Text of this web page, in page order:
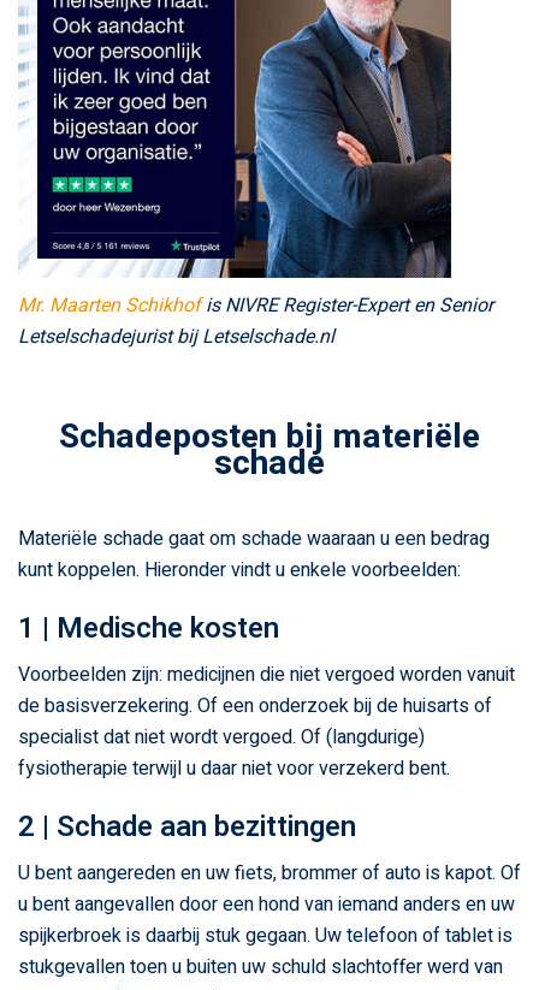
Mr. Maarten Schikhofis NIVRE Register-Expert en Senior
Letselschadejurist bij Letselschade.nl
Schadeposten bij materiële
schade
Materiële schade gaat om schade waaraan u een bedrag
kunt koppelen. Hieronder vindt u enkele voorbeelden:
1 | Medische kosten
Voorbeelden zijn: medicijnen die niet vergoed worden vanuit
de basisverzekering. Of een onderzoek bij de huisarts of
specialist dat niet wordt vergoed. Of (langdurige)
fysiotherapie terwijl u daar niet voor verzekerd bent.
2 | Schade aan bezittingen
U bent aangereden en uw fiets, brommer of auto is kapot. Of
u bent aangevallen door een hond van iemand anders en uw
spijkerbroek is daarbij stuk gegaan. Uw telefoon of tablet is
stukgevallen toen u buiten uw schuld slachtoffer werd van